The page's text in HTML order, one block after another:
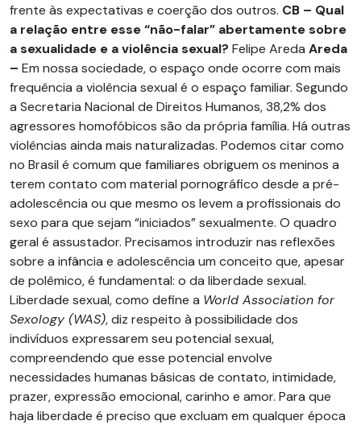
frente às expectativas e coerção dos outros. CB – Qual
a relação entre esse “não-falar” abertamente sobre
a sexualidade e a violência sexual? Felipe Areda Areda
– Em nossa sociedade, o espaço onde ocorre com mais
frequência a violência sexual é o espaço familiar. Segundo
a Secretaria Nacional de Direitos Humanos, 38,2% dos
agressores homofóbicos são da própria família. Há outras
violências ainda mais naturalizadas. Podemos citar como
no Brasil é comum que familiares obriguem os meninos a
terem contato com material pornográfico desde a pré-
adolescência ou que mesmo os levem a profissionais do
sexo para que sejam “iniciados” sexualmente. O quadro
geral é assustador. Precisamos introduzir nas reflexões
sobre a infância e adolescência um conceito que, apesar
de polêmico, é fundamental: o da liberdade sexual.
Liberdade sexual, como define a World Association for
Sexology (WAS), diz respeito à possibilidade dos
indivíduos expressarem seu potencial sexual,
compreendendo que esse potencial envolve
necessidades humanas básicas de contato, intimidade,
prazer, expressão emocional, carinho e amor. Para que
haja liberdade é preciso que excluam em qualquer época